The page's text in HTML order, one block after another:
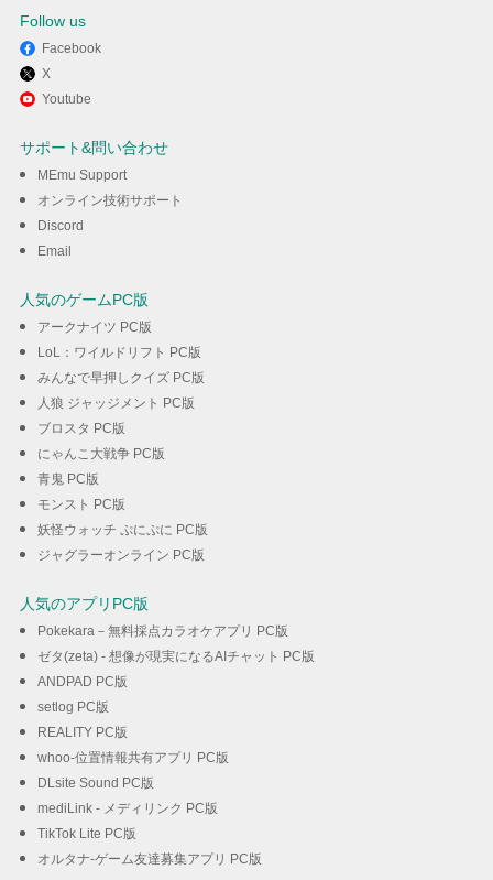
MEmuを使ってパソコンで
TVer（ティーバー）- 民放公式
テレビポータルを体験する
Follow us
Facebook
X
Youtube
サポート&問い合わせ
MEmu Support
オンライン技術サポート
Discord
Email
人気のゲームPC版
アークナイツ PC版
LoL：ワイルドリフト PC版
みんなで早押しクイズ PC版
人狼 ジャッジメント PC版
ブロスタ PC版
にゃんこ大戦争 PC版
青鬼 PC版
モンスト PC版
妖怪ウォッチ ぷにぷに PC版
ジャグラーオンライン PC版
人気のアプリPC版
Pokekara－無料採点カラオケアプリ PC版
ゼタ(zeta) - 想像が現実になるAIチャット PC版
ANDPAD PC版
setlog PC版
REALITY PC版
whoo-位置情報共有アプリ PC版
DLsite Sound PC版
mediLink - メディリンク PC版
TikTok Lite PC版
オルタナ-ゲーム友達募集アプリ PC版